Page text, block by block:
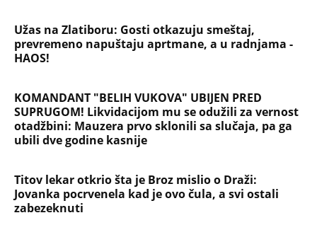
Užas na Zlatiboru: Gosti otkazuju smeštaj,
prevremeno napuštaju aprtmane, a u radnjama -
HAOS!
KOMANDANT "BELIH VUKOVA" UBIJEN PRED
SUPRUGOM! Likvidacijom mu se odužili za vernost
otadžbini: Mauzera prvo sklonili sa slučaja, pa ga
ubili dve godine kasnije
Titov lekar otkrio šta je Broz mislio o Draži:
Jovanka pocrvenela kad je ovo čula, a svi ostali
zabezeknuti